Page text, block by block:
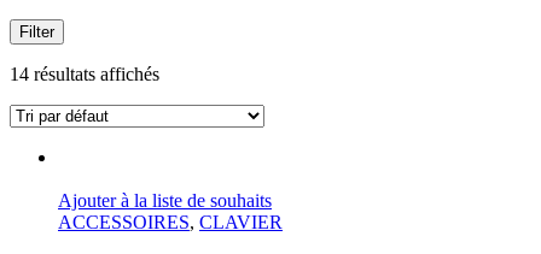
Filter
14 résultats affichés
Ajouter à la liste de souhaits
ACCESSOIRES, CLAVIER